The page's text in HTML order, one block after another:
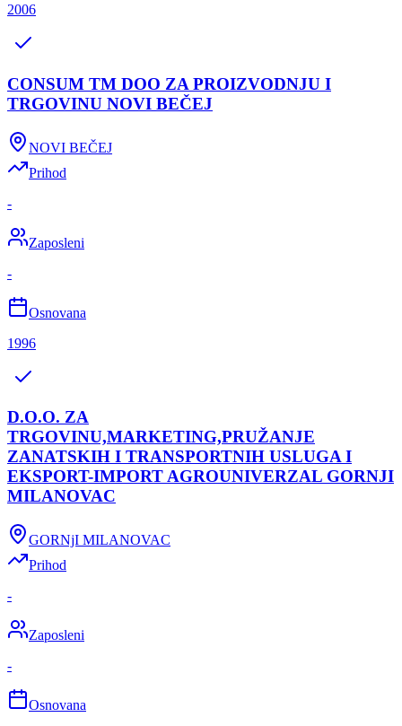
2006
CONSUM TM DOO ZA PROIZVODNJU I
TRGOVINU NOVI BEČEJ
NOVI BEČEJ
Prihod
-
Zaposleni
-
Osnovana
1996
D.O.O. ZA
TRGOVINU,MARKETING,PRUŽANJE
ZANATSKIH I TRANSPORTNIH USLUGA I
EKSPORT-IMPORT AGROUNIVERZAL GORNJI
MILANOVAC
GORNjI MILANOVAC
Prihod
-
Zaposleni
-
Osnovana